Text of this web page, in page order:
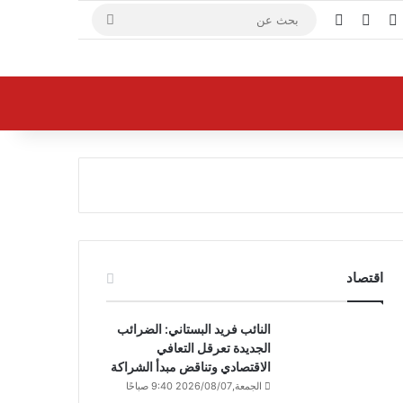
فيسبوك يوتيوب
اقتصاد
النائب فريد البستاني: الضرائب
الجديدة تعرقل التعافي
الاقتصادي وتناقض مبدأ الشراكة
الجمعة,2026/08/07 9:40 صباحًا